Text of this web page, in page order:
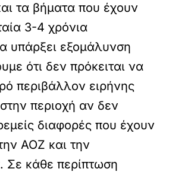
τα βήματα που έχουν
3-4 χρόνια
υπάρξει εξομάλυνση
ότι δεν πρόκειται να
περιβάλλον ειρήνης
περιοχή αν δεν
διαφορές που έχουν
ΑΟΖ και την
Σε κάθε περίπτωση